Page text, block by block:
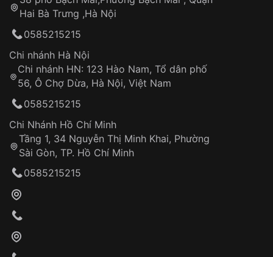
Hotline: 0585 215 215
Từ khóa SEO:
Khách hàng kiểm tra và thanh toán trực tiếp
Tự ý sửa chữa
thống VNLUX
Đảm bảo quyền lợi khách hàng
Đồng hành cùng khách hàng trong suốt quá
trình sử dụng
Hai Bà Trưng ,Hà Nội
0585215215
Chi nhánh Hà Nội
Chi nhánh HN: 123 Hào Nam, Tổ dân phố
56, Ô Chợ Dừa, Hà Nội, Việt Nam
0585215215
Chi Nhánh Hồ Chí Minh
Tầng 1, 34 Nguyễn Thị Minh Khai, Phường
Sài Gòn, TP. Hồ Chí Minh
0585215215